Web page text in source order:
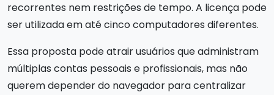
recorrentes nem restrições de tempo. A licença pode
ser utilizada em até cinco computadores diferentes.
Essa proposta pode atrair usuários que administram
múltiplas contas pessoais e profissionais, mas não
querem depender do navegador para centralizar